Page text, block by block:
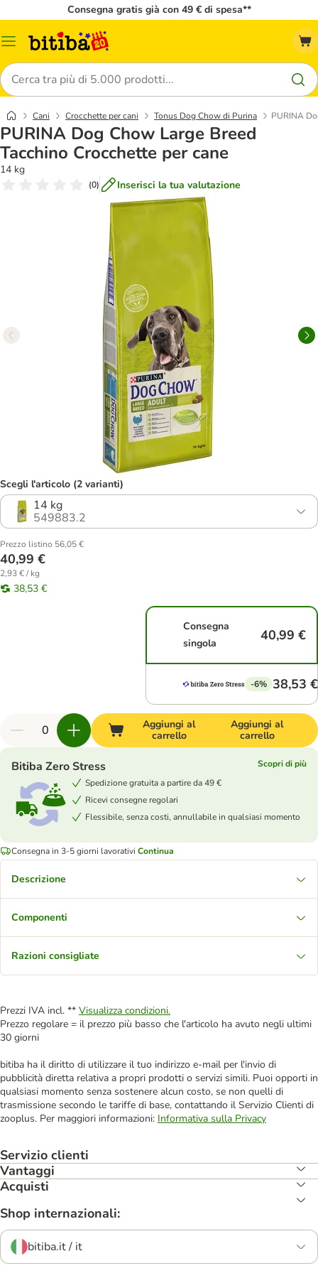
Consegna gratis già con 49 € di spesa**
Overview
Cerca
Cani Crocchette per cani Tonus Dog Chow di Purina PURINA
PURINA Dog Chow Large Breed
Tacchino Crocchette per cane
14 kg
(0) Inserisci la tua valutazione
Scegli l'articolo (2 varianti)
14 kg
549883.2
Prezzo listino 56,05 €
40,99 €
2,93 € / kg
38,53 €
Consegna
singola
40,99 €
-6% 38,53 €
Aggiungi al
carrello
Aggiungi al
carrello
Bitiba Zero Stress
Scopri di più
Spedizione gratuita a partire da 49 €
Ricevi consegne regolari
Flessibile, senza costi, annullabile in qualsiasi momento
Consegna in 3-5 giorni lavorativi Continua
Descrizione
Componenti
Razioni consigliate
Prezzi IVA incl. ** Visualizza condizioni.
Prezzo regolare = il prezzo più basso che l'articolo ha avuto negli ultimi
30 giorni
bitiba ha il diritto di utilizzare il tuo indirizzo e-mail per l'invio di
pubblicità diretta relativa a propri prodotti o servizi simili. Puoi opporti in
qualsiasi momento senza sostenere alcun costo, se non quelli di
trasmissione secondo le tariffe di base, contattando il Servizio Clienti di
zooplus. Per maggiori informazioni: Informativa sulla Privacy
Servizio clienti
Vantaggi
Acquisti
Shop internazionali:
bitiba.it / it